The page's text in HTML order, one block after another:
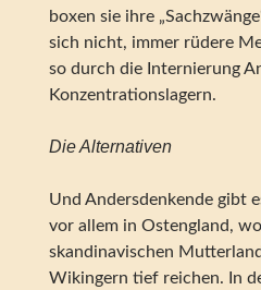
boxen sie ihre
sich nicht, immer rüdere
so durch die Internierung
Konzentrationslagern.
Die Alternativen
Und Andersdenkende gibt
vor allem in Ostengland,
skandinavischen
Wikingern tief reichen. In